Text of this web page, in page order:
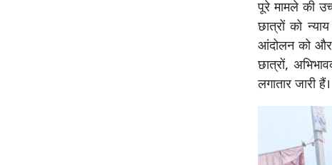
पूरे मामले की
छात्रों को
आंदोलन को और
छात्रों,
लगातार जारी हैं।